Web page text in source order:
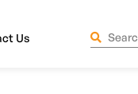
Us